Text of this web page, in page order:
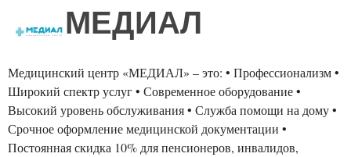
МЕДИАЛ
Медицинский центр «МЕДИАЛ» – это: • Профессионализм •
Широкий спектр услуг • Современное оборудование •
Высокий уровень обслуживания • Служба помощи на дому •
Срочное оформление медицинской документации •
Постоянная скидка 10% для пенсионеров, инвалидов,